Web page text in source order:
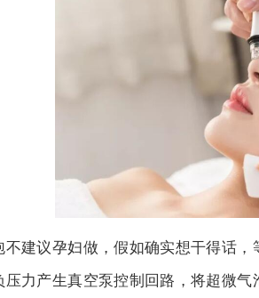
不建议孕妇做，假如确实想干得话，
压力产生真空泵控制回路，将超微气